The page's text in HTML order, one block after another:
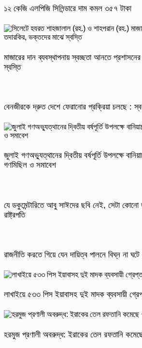
১২ কেজি এলপিজি সিলিন্ডারে দাম কমল ৩৫৭ টাকা
মাজারের দান ব্যবস্থাপনায় স্বচ্ছতা আনতে
স্বস্তি
বেনজীরকে দ্রুত দেশে ফেরানোর প্রক্রিয়া চলছে :
জুলাই গণঅভ্যুত্থানের দ্বিতীয় বর্ষপূর্তি উপলক্ষে
গণমিছিল ও সমাবেশ
যে ডকুমেন্টারিতে আবু সাঈদের ছবি নেই, সেটা কোনো
রাষ্ট্রপতি
রাজনীতি করতে গিয়ে যেন দায়িত্ব পালনে বিঘ্ন না
লাখাইয়ে ৫৩৩ পিস ইয়াবাসহ দুই মাদক ব্যবসায়ী
হরমুজ প্রণালী অবরুদ্ধ: ইরাকের তেল রফতানি